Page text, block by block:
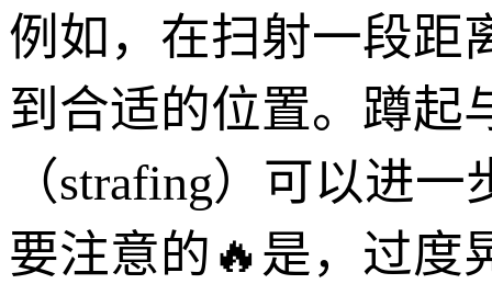
例如，在扫射一段距
到合适的位置。蹲起
（strafing）可以进
要注意的🔥是，过度